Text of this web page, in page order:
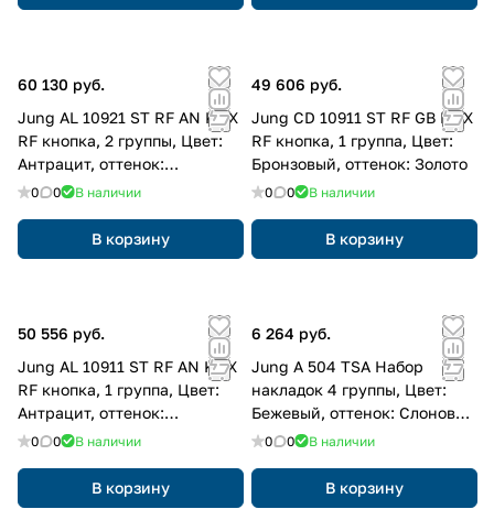
60 130 руб.
Jung AL 10921 ST RF AN KNX
RF кнопка, 2 группы, Цвет:
Антрацит, оттенок:
Алюминий лакированный
0 0 В наличии
В корзину
49 606 руб.
Jung CD 10911 ST RF GB KNX
RF кнопка, 1 группа, Цвет:
Бронзовый, оттенок: Золото
0 0 В наличии
В корзину
50 556 руб.
Jung AL 10911 ST RF AN KNX
RF кнопка, 1 группа, Цвет:
Антрацит, оттенок:
Алюминий лакированный
0 0 В наличии
В корзину
6 264 руб.
Jung A 504 TSA Набор
накладок 4 группы, Цвет:
Бежевый, оттенок: Слоновая
кость
0 0 В наличии
В корзину